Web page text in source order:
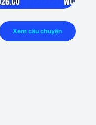
Xem câu chuyện